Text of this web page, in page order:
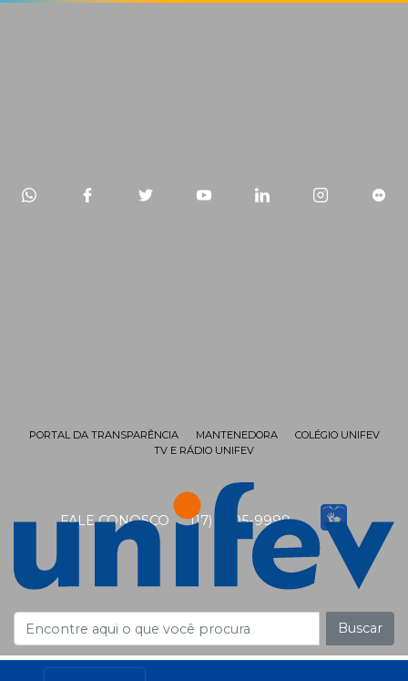
FALE CONOSCO (17) 3405-9999
PORTAL DA TRANSPARÊNCIA MANTENEDORA
COLÉGIO UNIFEV
TV E RÁDIO UNIFEV
Buscar